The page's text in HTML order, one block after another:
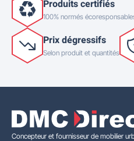
Produits certifiés
100% normés
Prix dégressifs
Selon produit et quantités
Concepteur et fournisseur de mobilier